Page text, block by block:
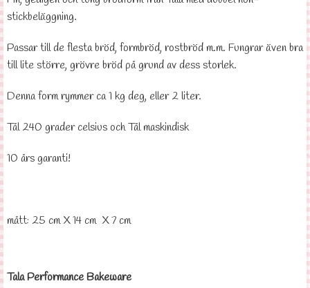
stickbeläggning.
Passar till de flesta bröd, formbröd, rostbröd m.m. Fungrar även bra
till lite större, grövre bröd på grund av dess storlek.
Denna form rymmer ca 1 kg deg, eller 2 liter.
Tål 240 grader celsius och Tål maskindisk
10 års garanti!
mått: 25 cm X 14 cm X 7 cm
Tala Performance Bakeware